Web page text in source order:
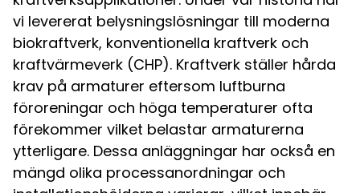
vi levererat belysningslösningar till moderna
biokraftverk, konventionella kraftverk och
kraftvärmeverk (CHP). Kraftverk ställer hårda
krav på armaturer eftersom luftburna
föroreningar och höga temperaturer ofta
förekommer vilket belastar armaturerna
ytterligare. Dessa anläggningar har också en
mängd olika processanordningar och